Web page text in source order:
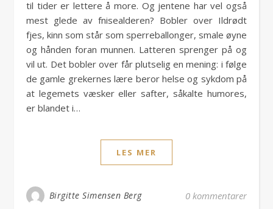
til tider er lettere å more. Og jentene har vel også
mest glede av fnisealderen? Bobler over Ildrødt
fjes, kinn som står som sperreballonger, smale øyne
og hånden foran munnen. Latteren sprenger på og
vil ut. Det bobler over får plutselig en mening: i følge
de gamle grekernes lære beror helse og sykdom på
at legemets væsker eller safter, såkalte humores,
er blandet i…
LES MER
Birgitte Simensen Berg 0 kommentarer